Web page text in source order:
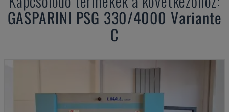
GASPARINI PSG 330/4000 Variante
C